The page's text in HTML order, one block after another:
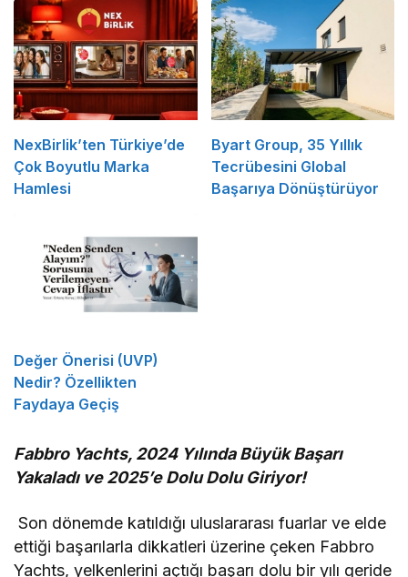
NexBirlik’ten Türkiye’de
Çok Boyutlu Marka
Hamlesi
Byart Group, 35 Yıllık
Tecrübesini Global
Başarıya Dönüştürüyor
Değer Önerisi (UVP)
Nedir? Özellikten
Faydaya Geçiş
Fabbro Yachts, 2024 Yılında Büyük Başarı
Yakaladı ve 2025’e Dolu Dolu Giriyor!
Son dönemde katıldığı uluslararası fuarlar ve elde
ettiği başarılarla dikkatleri üzerine çeken Fabbro
Yachts, yelkenlerini açtığı başarı dolu bir yılı geride